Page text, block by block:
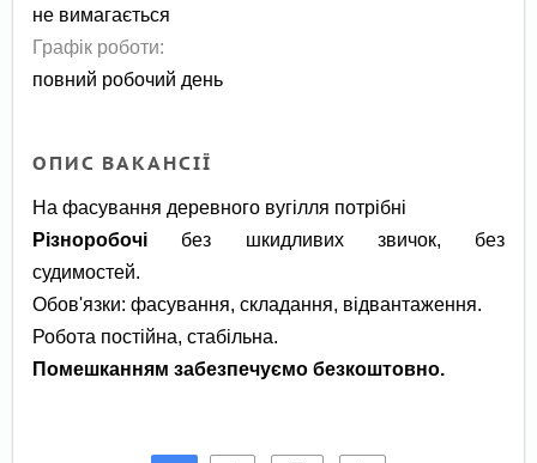
не вимагається
Графік роботи:
повний робочий день
ОПИС ВАКАНСІЇ
На фасування деревного вугілля потрібні
Різноробочі без шкидливих звичок, без
судимостей.
Обов'язки: фасування, складання, відвантаження.
Робота постійна, стабільна.
Помешканням забезпечуємо безкоштовно.